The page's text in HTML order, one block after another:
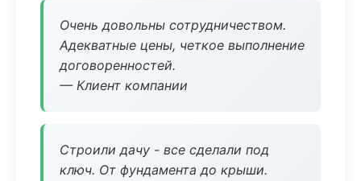
Очень довольны сотрудничеством.
Адекватные цены, четкое выполнение
договоренностей.
— Клиент компании
Строили дачу - все сделали под
ключ. От фундамента до крыши.